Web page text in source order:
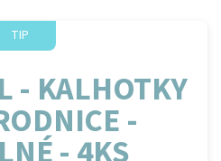
TIP
- KALHOTKY
-